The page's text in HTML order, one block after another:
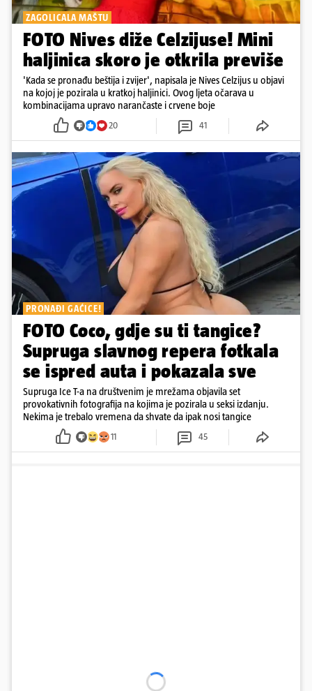
ZAGOLICALA MAŠTU
FOTO Nives diže Celzijuse! Mini
haljinica skoro je otkrila previše
'Kada se pronađu beštija i zvijer', napisala je Nives Celzijus u objavi
na kojoj je pozirala u kratkoj haljinici. Ovog ljeta očarava u
kombinacijama upravo narančaste i crvene boje
20 41
PRONAĐI GAĆICE!
FOTO Coco, gdje su ti tangice?
Supruga slavnog repera fotkala
se ispred auta i pokazala sve
Supruga Ice T-a na društvenim je mrežama objavila set
provokativnih fotografija na kojima je pozirala u seksi izdanju.
Nekima je trebalo vremena da shvate da ipak nosi tangice
11 45